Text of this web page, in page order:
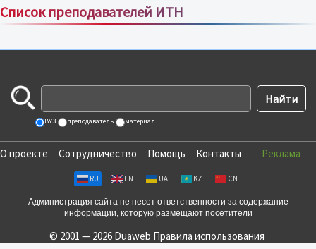
Список преподавателей ИТН
Сортировка по:имени;рейтингу;отзывам
ВУЗ преподаватель материал
О проекте Сотрудничество Помощь Контакты Реклама
RU EN UA KZ CN
Администрация сайта не несет ответственности за содержание
информации, которую размещают посетители
© 2001 — 2026 Duaweb Правила использования